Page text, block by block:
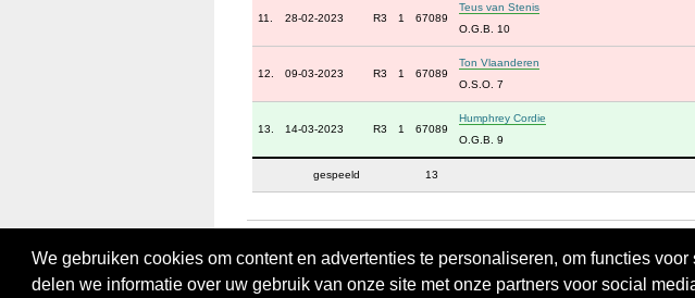
We gebruiken cookies om content en advertenties te personaliseren, om functies
delen we informatie over uw gebruik van onze site met onze partners voor social
11. 28-02-2023 R3 1 67089
Teus van Stenis
O.G.B. 10
12. 09-03-2023 R3 1 67089
Ton Vlaanderen
O.S.O. 7
13. 14-03-2023 R3 1 67089
Humphrey Cordie
O.G.B. 9
gespeeld 13